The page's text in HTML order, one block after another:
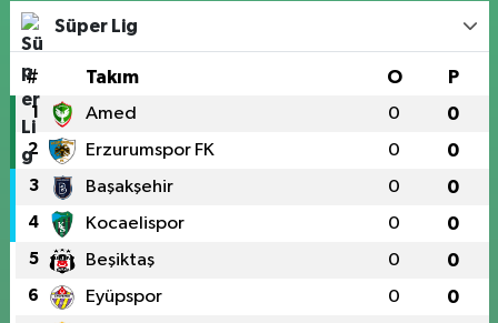
Süper Lig
# Takım O P
1 Amed 0 0
2 Erzurumspor FK 0 0
3 Başakşehir 0 0
4 Kocaelispor 0 0
5 Beşiktaş 0 0
6 Eyüpspor 0 0